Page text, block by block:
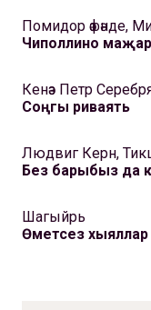
Помидор әфәнде,
Чиполлино
Кенәз Петр
Соңгы риваять
Людвиг Керн,
Без барыбыз да
Шагыйрь
Өметсез